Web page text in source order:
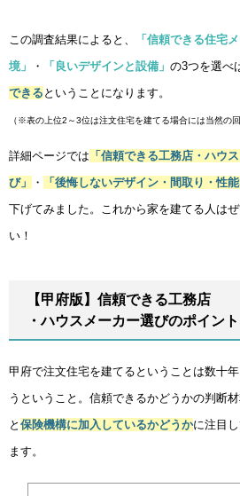
この調査結果によると、 「信頼できる住宅メ
境」
・ 「良いデザインと設備」 の3つを選べ
できる ということになります。
（※表の上位2～3位は注文住宅を建てる場合には当然の
詳細ページでは 「信頼できる工務店・ハウ
び」
・ 「後悔しないデザイン・間取り・性能
下げてみました。これから家を建てる人は
い！
【甲府版】信頼できる工務店
・ハウスメーカー選びのポイント
甲府で注文住宅を建てるということは数十
うということ。信頼できるかどうかの判断材
と 保険機構に加入しているかどうかに注目
ます。